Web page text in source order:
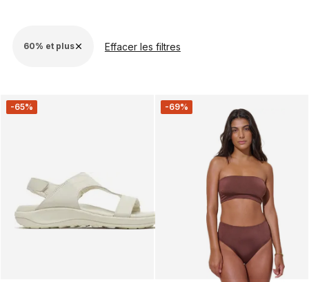
60% et plus Effacer les filtres
-65% -69%